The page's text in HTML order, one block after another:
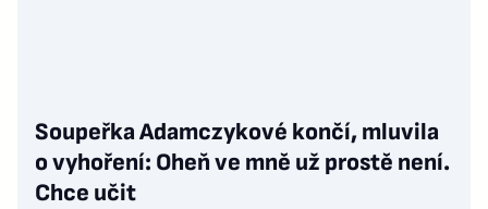
Soupeřka Adamczykové končí, mluvila
o vyhoření: Oheň ve mně už prostě není.
Chce učit